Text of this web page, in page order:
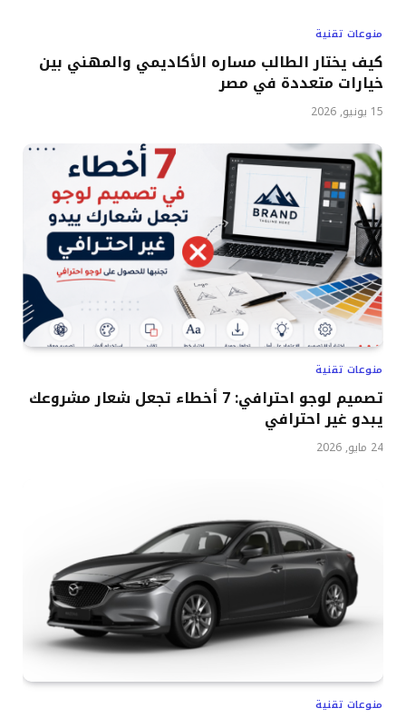
منوعات تقنية
كيف يختار الطالب مساره الأكاديمي والمهني بين
خيارات متعددة في مصر
15 يونيو, 2026
منوعات تقنية
تصميم لوجو احترافي: 7 أخطاء تجعل شعار مشروعك
يبدو غير احترافي
24 مايو, 2026
منوعات تقنية